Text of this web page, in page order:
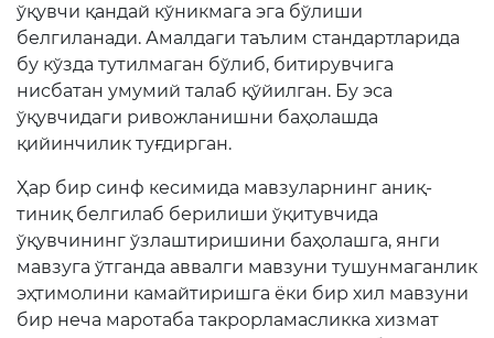
ўқувчи қандай кўникмага эга бўлиши
белгиланади. Амалдаги таълим стандартларида
бу кўзда тутилмаган бўлиб, битирувчига
нисбатан умумий талаб қўйилган. Бу эса
ўқувчидаги ривожланишни баҳолашда
қийинчилик туғдирган.
Ҳар бир синф кесимида мавзуларнинг аниқ-
тиниқ белгилаб берилиши ўқитувчида
ўқувчининг ўзлаштиришини баҳолашга, янги
мавзуга ўтганда аввалги мавзуни тушунмаганлик
эҳтимолини камайтиришга ёки бир хил мавзуни
бир неча маротаба такрорламасликка хизмат